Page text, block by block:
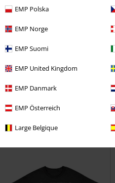
EMP Polska
EMP Norge
EMP Suomi
EMP United Kingdom
EMP Danmark
EMP Österreich
Large Belgique
Stock bajo
23,99 €
Zombie Eye
Bring Me The